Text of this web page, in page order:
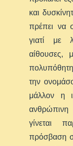
και
πρέπει να
γιατί με
αίθουσες,
την
μάλλον η
ανθρώπινη
γίνεται
πρόσβαση